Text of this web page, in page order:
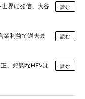
界に発信、大谷
読む
業利益で過去最
読む
、好調なHEVは
読む